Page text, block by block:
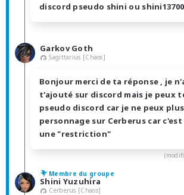
discord pseudo shini ou shini13700
Garkov Goth
Sagittarius [Chaos]
Bonjour merci de ta réponse , je
t'ajouté sur discord mais je peux
pseudo discord car je ne peux
personnage sur Cerberus car
une "restriction"
Membre du groupe
Shini Yuzuhira
Cerberus [Chaos]